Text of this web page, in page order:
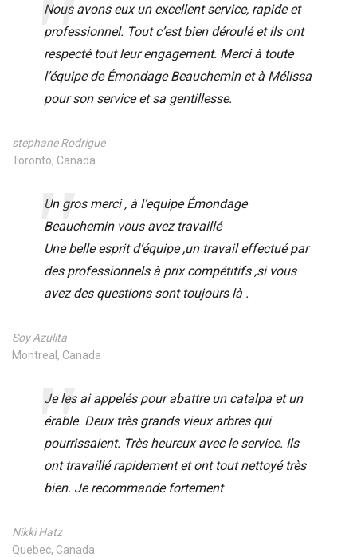
Nous avons eux un excellent service, rapide et
professionnel. Tout c’est bien déroulé et ils ont
respecté tout leur engagement. Merci à toute
l’équipe de Émondage Beauchemin et à Mélissa
pour son service et sa gentillesse.
stephane Rodrigue
Toronto, Canada
Un gros merci , à l’equipe Émondage
Beauchemin vous avez travaillé
Une belle esprit d’équipe ,un travail effectué par
des professionnels à prix compétitifs ,si vous
avez des questions sont toujours là .
Soy Azulita
Montreal, Canada
Je les ai appelés pour abattre un catalpa et un
érable. Deux très grands vieux arbres qui
pourrissaient. Très heureux avec le service. Ils
ont travaillé rapidement et ont tout nettoyé très
bien. Je recommande fortement
Nikki Hatz
Quebec, Canada